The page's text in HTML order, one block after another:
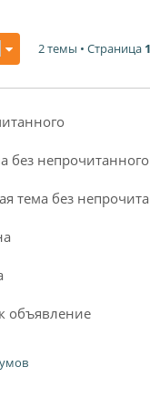
2 темы • Страница 1
без непрочитанного
тема без
объявление